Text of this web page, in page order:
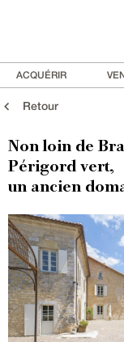
ACQUÉRIR
Retour
Non loin de
Périgord vert,
un ancien